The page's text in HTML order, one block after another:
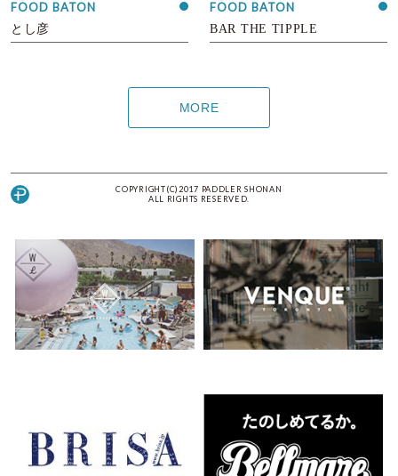
FOOD BATON
とし彦
FOOD BATON
BAR THE TIPPLE
MORE
COPYRIGHT(C)2017 PADDLER SHONAN
ALL RIGHTS RESERVED.